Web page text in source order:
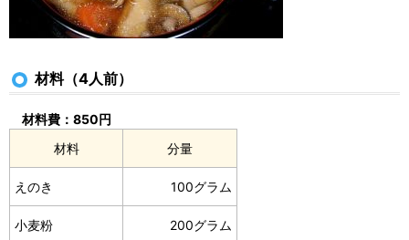
材料（4人前）
材料費：850円
材料
分量
えのき 100グラム
小麦粉 200グラム